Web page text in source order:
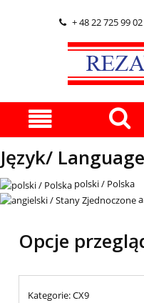
 + 48 22 725 99 02
Język/ Language
polski / Polska
Opcje
Kategorie: CX9